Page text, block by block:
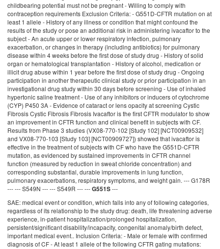
childbearing potential must not be pregnant - Willing to comply with
contraception requirements Exclusion Criteria: - G551D-CFTR mutation on at
least 1 allele - History of any illness or condition that might confound the
results of the study or pose an additional risk in administering ivacaftor to the
subject - An acute upper or lower respiratory infection, pulmonary
exacerbation, or changes in therapy (including antibiotics) for pulmonary
disease within 4 weeks before the first dose of study drug - History of solid
organ or hematological transplantation - History of alcohol, medication or
illicit drug abuse within 1 year before the first dose of study drug - Ongoing
participation in another therapeutic clinical study or prior participation in an
investigational drug study within 30 days before screening - Use of inhaled
hypertonic saline treatment - Use of any inhibitors or inducers of cytochrome
(CYP) P450 3A - Evidence of cataract or lens opacity at screening Cystic
Fibrosis Cystic Fibrosis Fibrosis Ivacaftor is the first CFTR modulator to show
an improvement in CFTR function and clinical benefit in subjects with CF.
Results from Phase 3 studies (VX08-770-102 [Study 102] [NCT00909532]
and VX08-770-103 [Study 103] [NCT00909727]) showed that ivacaftor is
effective in the treatment of subjects with CF who have the G551D-CFTR
mutation, as evidenced by sustained improvements in CFTR channel
function (measured by reduction in sweat chloride concentration) and
corresponding substantial, durable improvements in lung function,
pulmonary exacerbations, respiratory symptoms, and weight gain. --- G178R
--- --- S549N --- --- S549R --- ---G551S---
SAE: medical event or condition, which falls into any of following categories,
regardless of its relationship to the study drug: death, life threatening adverse
experience, in-patient hospitalization/prolonged hospitalization,
persistent/significant disability/incapacity, congenital anomaly/birth defect,
important medical event.. Inclusion Criteria: - Male or female with confirmed
diagnosis of CF - At least 1 allele of the following CFTR gating mutations: